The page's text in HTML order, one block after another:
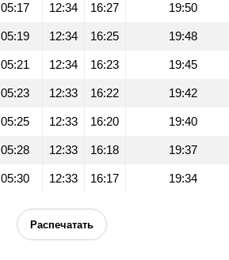
05:17 12:34 16:27 19:50
05:19 12:34 16:25 19:48
05:21 12:34 16:23 19:45
05:23 12:33 16:22 19:42
05:25 12:33 16:20 19:40
05:28 12:33 16:18 19:37
05:30 12:33 16:17 19:34
Распечатать